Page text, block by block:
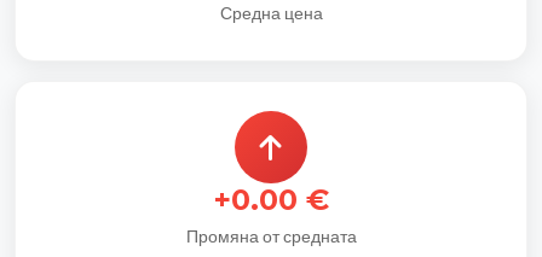
Средна цена
+0.00 €
Промяна от средната